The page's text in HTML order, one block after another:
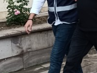
Seçimi, Fiyatları ve
Sitenizin